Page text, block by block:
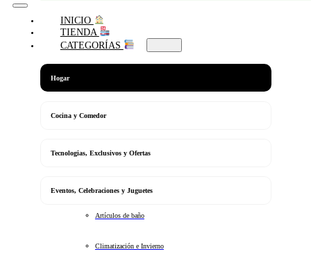
INICIO
TIENDA
CATEGORÍAS
Hogar
Cocina y Comedor
Tecnologias, Exclusivos y Ofertas
Eventos, Celebraciones y Juguetes
Artículos de baño
Climatización e Invierno